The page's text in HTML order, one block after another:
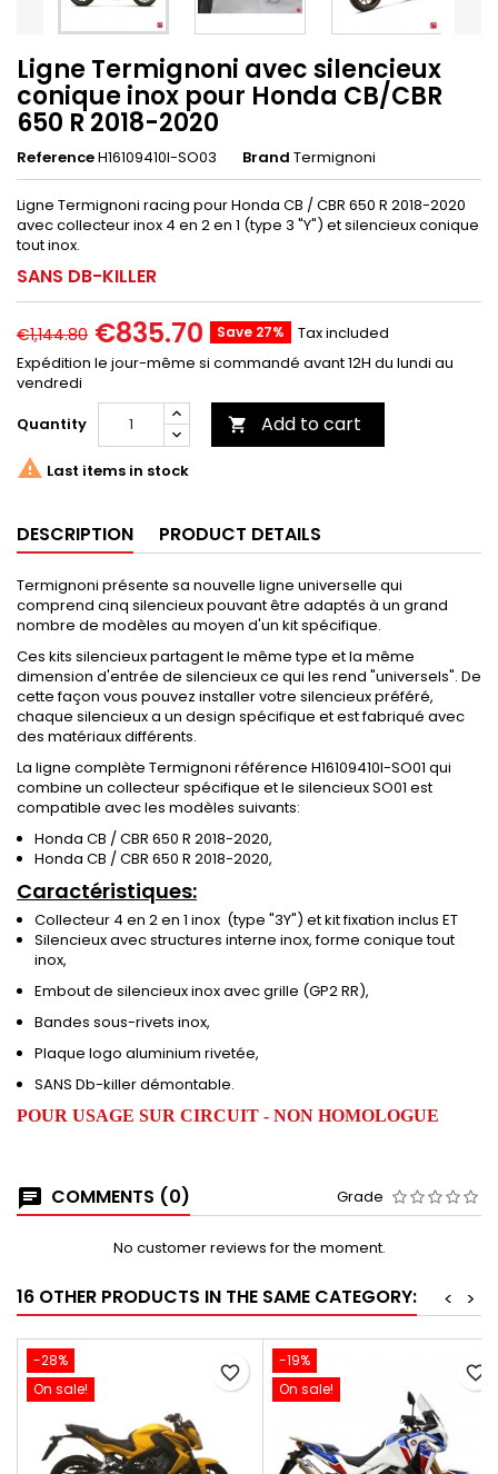
Ligne Termignoni avec silencieux
conique inox pour Honda CB/CBR
650 R 2018-2020
ReferenceH16109410I-SO03 Brand Termignoni
Ligne Termignoni racing pour Honda CB / CBR 650 R 2018-2020
avec collecteur inox 4 en 2 en 1 (type 3 "Y") et silencieux conique
tout inox.
SANS DB-KILLER
€1,144.80 €835.70 Save 27%
Tax included
Expédition le jour-même si commandé avant 12H du lundi au
vendredi
Quantity
 Add to cart
 Last items in stock
DESCRIPTION PRODUCT DETAILS
Termignoni présente sa nouvelle ligne universelle qui
comprend cinq silencieux pouvant être adaptés à un grand
nombre de modèles au moyen d'un kit spécifique.
Ces kits silencieux partagent le même type et la même
dimension d'entrée de silencieux ce qui les rend "universels". De
cette façon vous pouvez installer votre silencieux préféré,
chaque silencieux a un design spécifique et est fabriqué avec
des matériaux différents.
La ligne complète Termignoni référence H16109410I-SO01 qui
combine un collecteur spécifique et le silencieux SO01 est
compatible avec les modèles suivants:
Honda CB / CBR 650 R 2018-2020,
Honda CB / CBR 650 R 2018-2020,
Caractéristiques:
Collecteur 4 en 2 en 1 inox (type "3Y") et kit fixation inclus ET
Silencieux avec structures interne inox, forme conique tout
inox,
Embout de silencieux inox avec grille (GP2 RR),
Bandes sous-rivets inox,
Plaque logo aluminium rivetée,
SANS Db-killer démontable.
POUR USAGE SUR CIRCUIT - NON HOMOLOGUE
COMMENTS (0) Grade
No customer reviews for the moment.
16 OTHER PRODUCTS IN THE SAME CATEGORY: >
<
-28%
On sale!
favorite_border
-19%
On sale!
favorite_border